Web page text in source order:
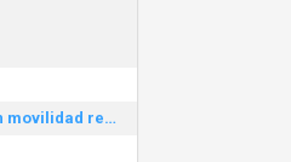
Adaptado para personas con movilidad reducida